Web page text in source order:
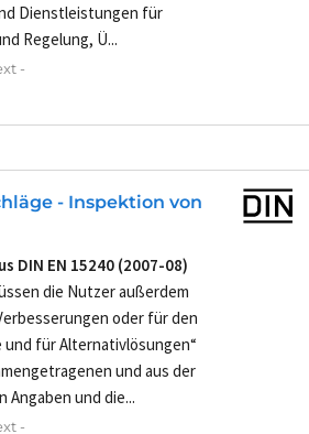
Dienstleistungen für
Regelung, Ü...
-
- Inspektion von
DIN EN 15240 (2007-08)
die Nutzer außerdem
oder für den
und für Alternativlösungen“
und aus der
Angaben und die...
-